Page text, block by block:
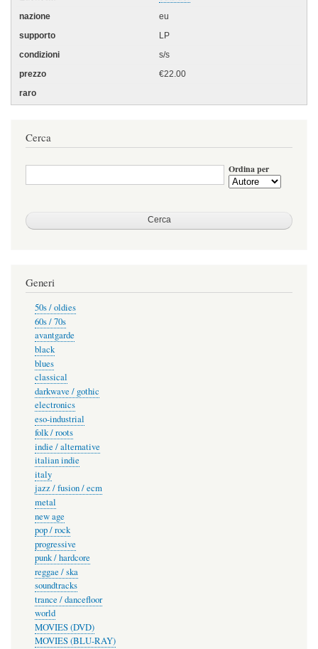
eu
LP
s/s
€22.00
Cerca
Ordina per
Generi
50s / oldies
60s / 70s
avantgarde
black
blues
classical
darkwave / gothic
electronics
eso-industrial
folk / roots
indie / alternative
italian indie
italy
jazz / fusion / ecm
metal
new age
pop / rock
progressive
punk / hardcore
reggae / ska
soundtracks
trance / dancefloor
world
MOVIES (DVD)
MOVIES (BLU-RAY)